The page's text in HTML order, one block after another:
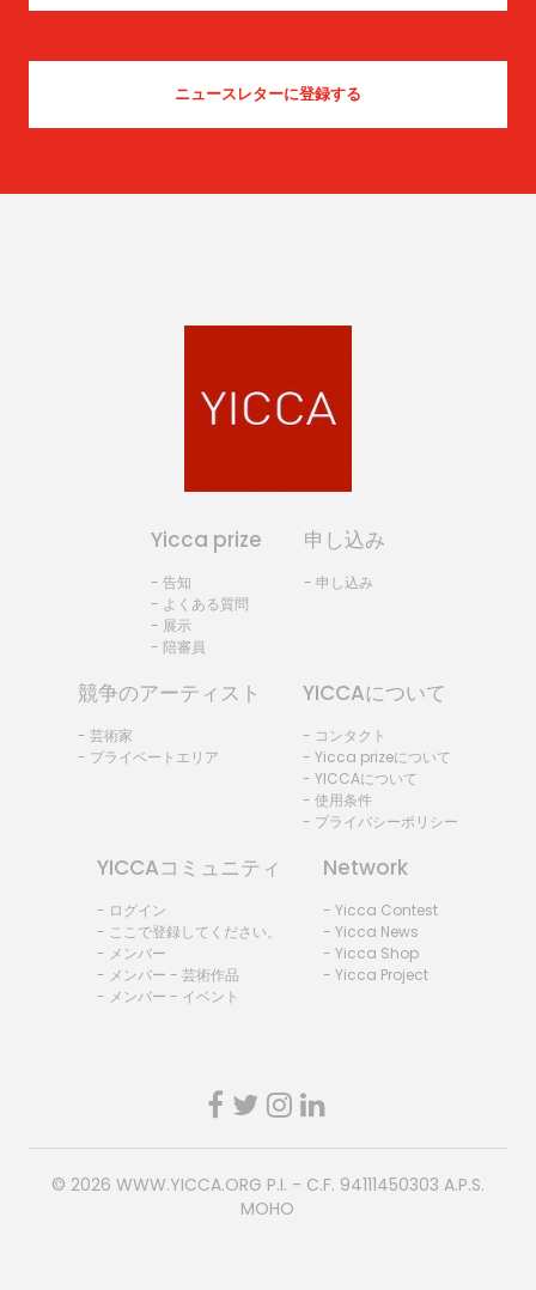
Yicca prize
- 告知
- よくある質問
- 展示
- 陪審員
申し込み
- 申し込み
競争のアーティスト
- 芸術家
- プライベートエリア
YICCAについて
- コンタクト
- Yicca prizeについて
- YICCAについて
- 使用条件
- プライバシーポリシー
YICCAコミュニティ
- ログイン
- ここで登録してください。
- メンバー
- メンバー - 芸術作品
- メンバー - イベント
Network
- Yicca Contest
- Yicca News
- Yicca Shop
- Yicca Project
© 2026 WWW.YICCA.ORG P.I. - C.F. 94111450303 A.P.S.
MOHO